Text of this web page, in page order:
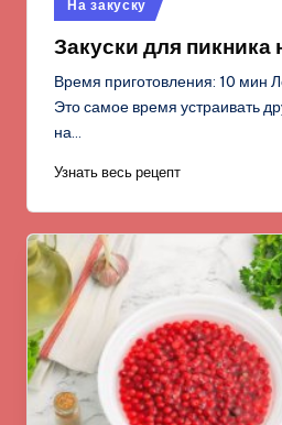
в
На закуску
Закуски для пикника
Время приготовления: 10 мин
Это самое время устраивать
на…
Узнать весь рецепт